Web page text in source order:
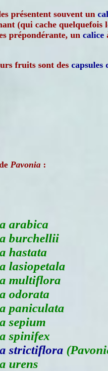
présentent souvent un
(qui cache quelquefois
prépondérante, un calice
fruits sont des capsules
Pavonia :
arabica
burchellii
multiflora
spinifex
strictiflora
urens